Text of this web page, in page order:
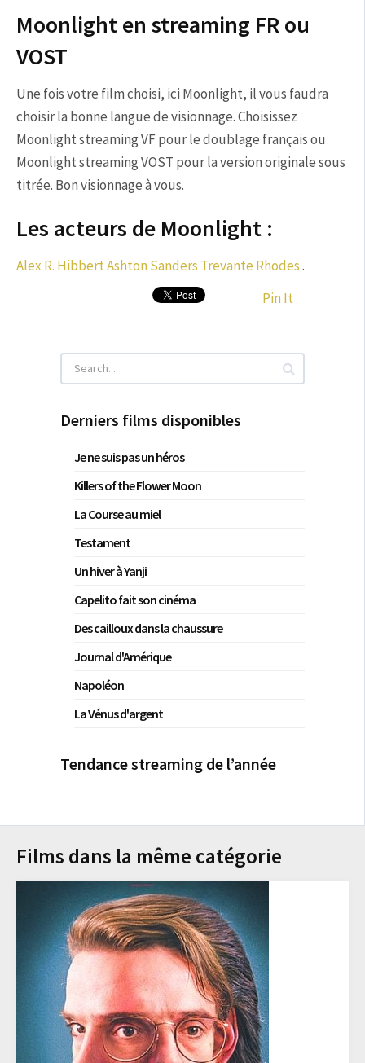
Moonlight en streaming FR ou
VOST
Une fois votre film choisi, ici Moonlight, il vous faudra
choisir la bonne langue de visionnage. Choisissez
Moonlight streaming VF pour le doublage français ou
Moonlight streaming VOST pour la version originale sous
titrée. Bon visionnage à vous.
Les acteurs de Moonlight :
Alex R. HibbertAshton Sanders Trevante Rhodes.
Pin It
Derniers films disponibles
Je ne suis pas un héros
Killers of the Flower Moon
La Course au miel
Testament
Un hiver à Yanji
Capelito fait son cinéma
Des cailloux dans la chaussure
Journal d'Amérique
Napoléon
La Vénus d'argent
Tendance streaming de l’année
Films dans la même catégorie